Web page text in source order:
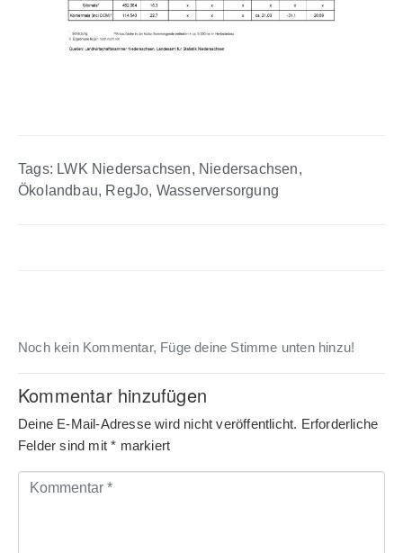
Tags: LWK Niedersachsen, Niedersachsen,
Ökolandbau, RegJo, Wasserversorgung
Noch kein Kommentar, Füge deine Stimme unten hinzu!
Kommentar hinzufügen
Deine E-Mail-Adresse wird nicht veröffentlicht. Erforderliche
Felder sind mit* markiert
Kommentar